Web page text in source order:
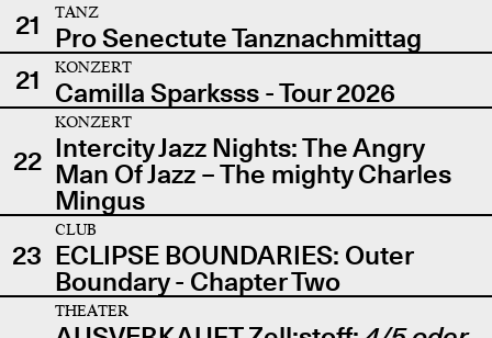
21
TANZ
Pro Senectute Tanznachmittag
21
KONZERT
Camilla Sparksss - Tour 2026
22
KONZERT
Intercity Jazz Nights: The Angry
Man Of Jazz – The mighty Charles
Mingus
23
CLUB
ECLIPSE BOUNDARIES: Outer
Boundary - Chapter Two
THEATER